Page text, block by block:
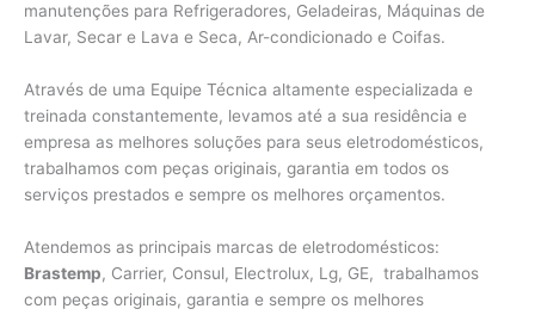
manutenções para Refrigeradores, Geladeiras, Máquinas de
Lavar, Secar e Lava e Seca, Ar-condicionado e Coifas.
Através de uma Equipe Técnica altamente especializada e
treinada constantemente, levamos até a sua residência e
empresa as melhores soluções para seus eletrodomésticos,
trabalhamos com peças originais, garantia em todos os
serviços prestados e sempre os melhores orçamentos.
Atendemos as principais marcas de eletrodomésticos:
Brastemp, Carrier, Consul, Electrolux, Lg, GE, trabalhamos
com peças originais, garantia e sempre os melhores